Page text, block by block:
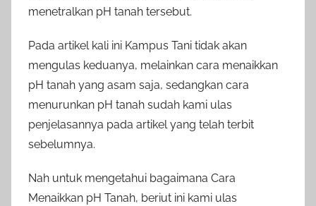
menetralkan pH tanah tersebut.
Pada artikel kali ini Kampus Tani tidak akan
mengulas keduanya, melainkan cara menaikkan
pH tanah yang asam saja, sedangkan cara
menurunkan pH tanah sudah kami ulas
penjelasannya pada artikel yang telah terbit
sebelumnya.
Nah untuk mengetahui bagaimana Cara
Menaikkan pH Tanah, beriut ini kami ulas